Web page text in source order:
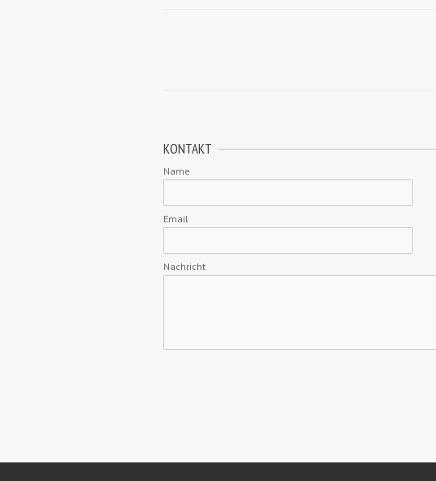
KONTAKT
Name
Email
Nachricht